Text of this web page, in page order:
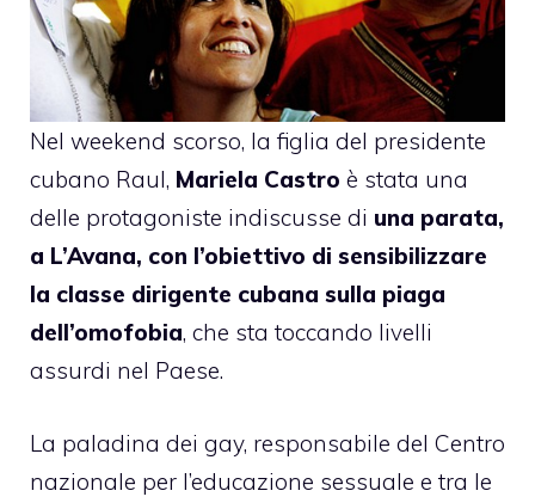
Nel weekend scorso, la figlia del presidente
cubano Raul, Mariela Castro è stata una
delle protagoniste indiscusse di una parata,
a L’Avana, con l’obiettivo di sensibilizzare
la classe dirigente cubana sulla piaga
dell’omofobia, che sta toccando livelli
assurdi nel Paese.
La paladina dei gay, responsabile del Centro
nazionale per l’educazione sessuale e tra le